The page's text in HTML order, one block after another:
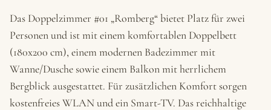
Das Doppelzimmer #01 „Romberg“ bietet Platz für zwei
Personen und ist mit einem komfortablen Doppelbett
(180x200 cm), einem modernen Badezimmer mit
Wanne/Dusche sowie einem Balkon mit herrlichem
Bergblick ausgestattet. Für zusätzlichen Komfort sorgen
kostenfreies WLAN und ein Smart-TV. Das reichhaltige